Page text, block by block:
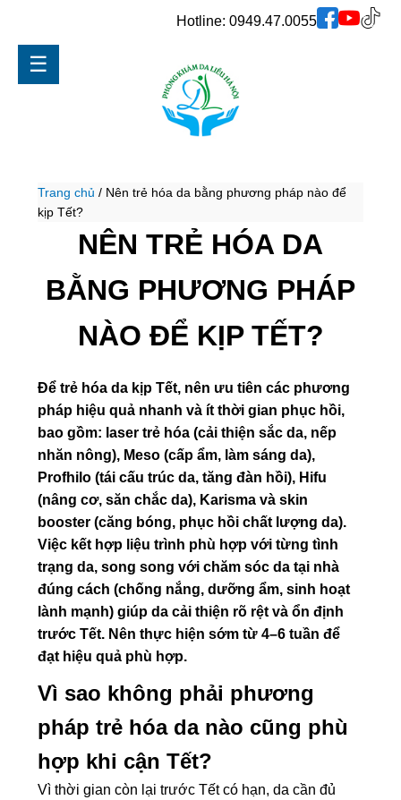
Hotline: 0949.47.0055
☰
Trang chủ / Nên trẻ hóa da bằng phương pháp nào để
kịp Tết?
NÊN TRẺ HÓA DA
BẰNG PHƯƠNG PHÁP
NÀO ĐỂ KỊP TẾT?
Để trẻ hóa da kịp Tết, nên ưu tiên các phương
pháp hiệu quả nhanh và ít thời gian phục hồi,
bao gồm: laser trẻ hóa (cải thiện sắc da, nếp
nhăn nông), Meso (cấp ẩm, làm sáng da),
Profhilo (tái cấu trúc da, tăng đàn hồi), Hifu
(nâng cơ, săn chắc da), Karisma và skin
booster (căng bóng, phục hồi chất lượng da).
Việc kết hợp liệu trình phù hợp với từng tình
trạng da, song song với chăm sóc da tại nhà
đúng cách (chống nắng, dưỡng ẩm, sinh hoạt
lành mạnh) giúp da cải thiện rõ rệt và ổn định
trước Tết. Nên thực hiện sớm từ 4–6 tuần để
đạt hiệu quả phù hợp.
Vì sao không phải phương
pháp trẻ hóa da nào cũng phù
hợp khi cận Tết?
Vì thời gian còn lại trước Tết có hạn, da cần đủ